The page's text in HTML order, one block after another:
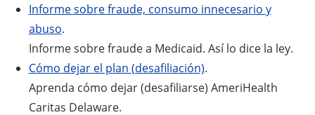
Informe sobre fraude, consumo innecesario y
abuso.
Informe sobre fraude a Medicaid. Así lo dice la ley.
Cómo dejar el plan (desafiliación).
Aprenda cómo dejar (desafiliarse) AmeriHealth
Caritas Delaware.